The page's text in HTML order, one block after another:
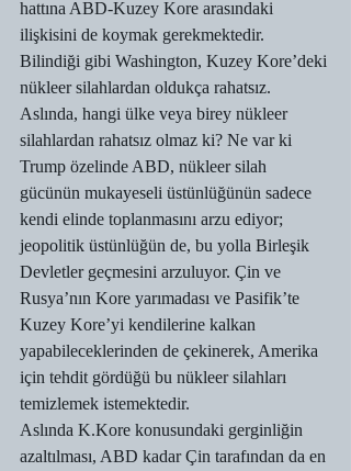
hattına ABD-Kuzey Kore arasındaki
ilişkisini de koymak gerekmektedir.
Bilindiği gibi Washington, Kuzey Kore’deki
nükleer silahlardan oldukça rahatsız.
Aslında, hangi ülke veya birey nükleer
silahlardan rahatsız olmaz ki? Ne var ki
Trump özelinde ABD, nükleer silah
gücünün mukayeseli üstünlüğünün sadece
kendi elinde toplanmasını arzu ediyor;
jeopolitik üstünlüğün de, bu yolla Birleşik
Devletler geçmesini arzuluyor. Çin ve
Rusya’nın Kore yarımadası ve Pasifik’te
Kuzey Kore’yi kendilerine kalkan
yapabileceklerinden de çekinerek, Amerika
için tehdit gördüğü bu nükleer silahları
temizlemek istemektedir.
Aslında K.Kore konusundaki gerginliğin
azaltılması, ABD kadar Çin tarafından da en